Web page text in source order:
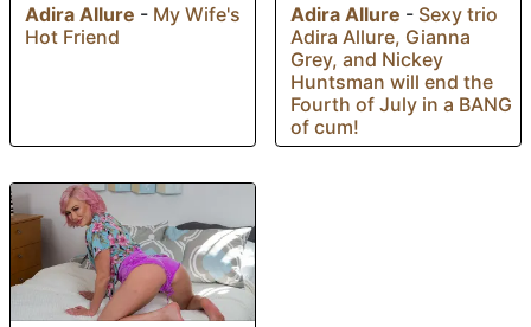
Adira Allure - My Wife's
Hot Friend
Adira Allure - Sexy trio
Adira Allure, Gianna
Grey, and Nickey
Huntsman will end the
Fourth of July in a BANG
of cum!